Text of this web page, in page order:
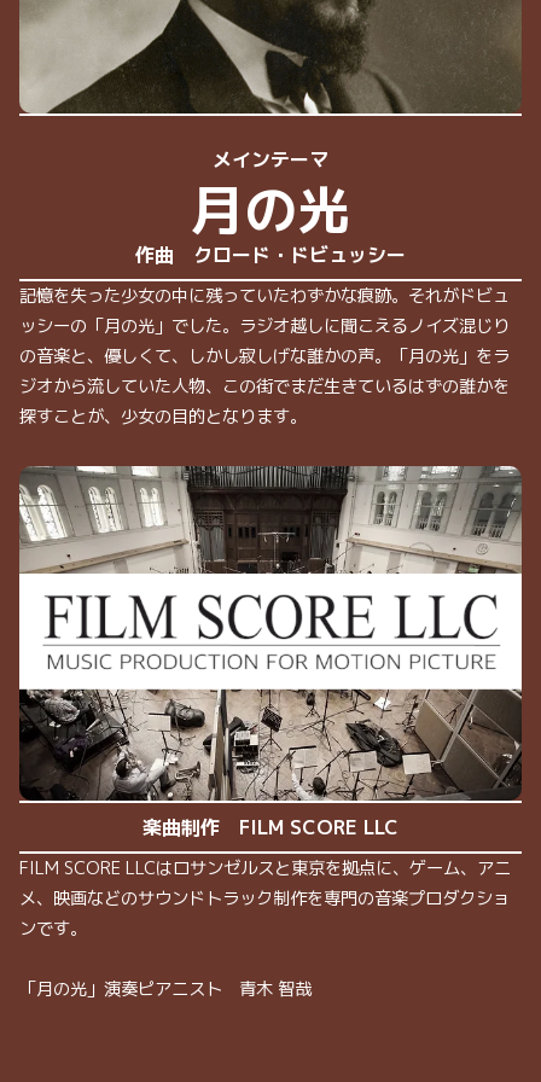
メインテーマ
月の光
作曲 クロード・ドビュッシー
記憶を失った少女の中に残っていたわずかな痕跡。それがドビュ
ッシーの「月の光」でした。ラジオ越しに聞こえるノイズ混じり
の音楽と、優しくて、しかし寂しげな誰かの声。「月の光」をラ
ジオから流していた人物、この街でまだ生きているはずの誰かを
探すことが、少女の目的となります。
楽曲制作 FILM SCORE LLC
FILM SCORE LLCはロサンゼルスと東京を拠点に、ゲーム、アニ
メ、映画などのサウンドトラック制作を専門の音楽プロダクショ
ンです。
「月の光」演奏ピアニスト 青木 智哉